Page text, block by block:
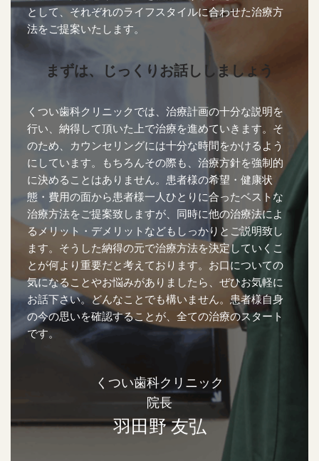
として、それぞれのライフスタイルに合わせた治療方
法をご提案いたします。
まずは、じっくりお話ししましょう
くつい歯科クリニックでは、治療計画の十分な説明を
行い、納得して頂いた上で治療を進めていきます。そ
のため、カウンセリングには十分な時間をかけるよう
にしています。もちろんその際も、治療方針を強制的
に決めることはありません。患者様の希望・健康状
態・費用の面から患者様一人ひとりに合ったベストな
治療方法をご提案致しますが、同時に他の治療法によ
るメリット・デメリットなどもしっかりとご説明致し
ます。そうした納得の元で治療方法を決定していくこ
とが何より重要だと考えております。お口についての
気になることやお悩みがありましたら、ぜひお気軽に
お話下さい。どんなことでも構いません。患者様自身
の今の思いを確認することが、全ての治療のスタート
です。
くつい歯科クリニック
院長
羽田野 友弘